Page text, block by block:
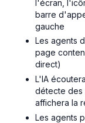
l'écran,
barre
gauche
Les agents
page
direct)
L'IA
détecte des
affichera la
Les agents